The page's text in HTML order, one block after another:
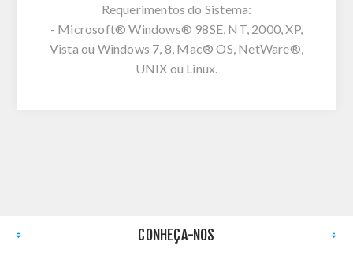
Requerimentos do Sistema:
- Microsoft® Windows® 98SE, NT, 2000, XP,
Vista ou Windows 7, 8, Mac® OS, NetWare®,
UNIX ou Linux.
CONHEÇA-NOS